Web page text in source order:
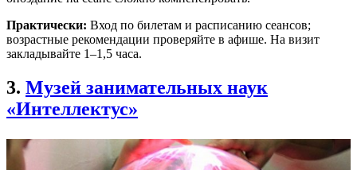
Практически: Вход по билетам и расписанию сеансов;
возрастные рекомендации проверяйте в афише. На визит
закладывайте 1–1,5 часа.
3. Музей занимательных наук
«Интеллектус»